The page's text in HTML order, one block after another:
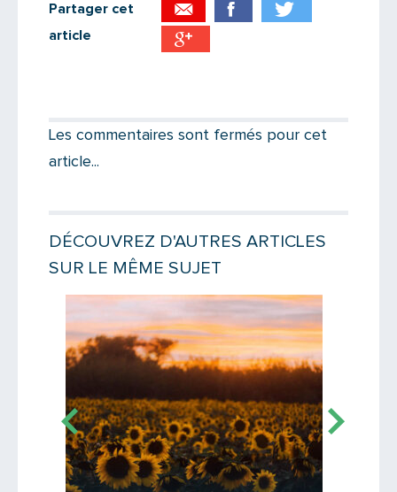
Partager cet
article
Message
Les commentaires sont fermés pour cet
article...
DÉCOUVREZ D'AUTRES ARTICLES
SUR LE MÊME SUJET